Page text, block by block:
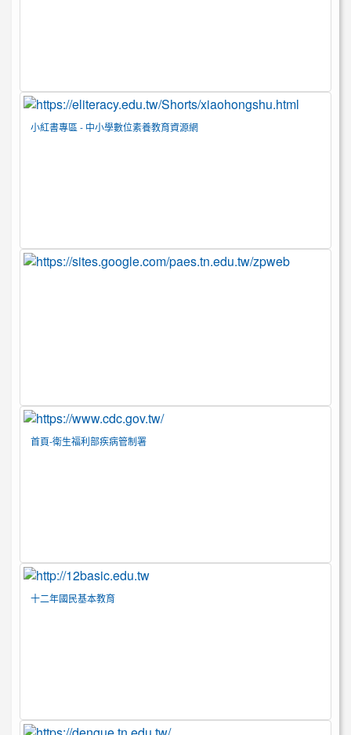
小紅書專區 - 中小學數位素養教育資源網
首頁-衛生福利部疾病管制署
十二年國民基本教育